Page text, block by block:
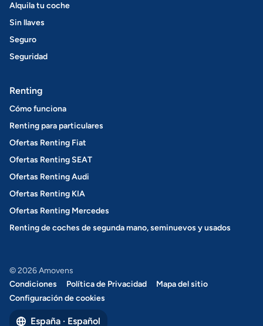
Alquila tu coche
Sin llaves
Seguro
Seguridad
Renting
Cómo funciona
Renting para particulares
Ofertas Renting Fiat
Ofertas Renting SEAT
Ofertas Renting Audi
Ofertas Renting KIA
Ofertas Renting Mercedes
Renting de coches de segunda mano, seminuevos y usados
© 2026 Amovens
Condiciones
Política de Privacidad
Mapa del sitio
Configuración de cookies
España · Español